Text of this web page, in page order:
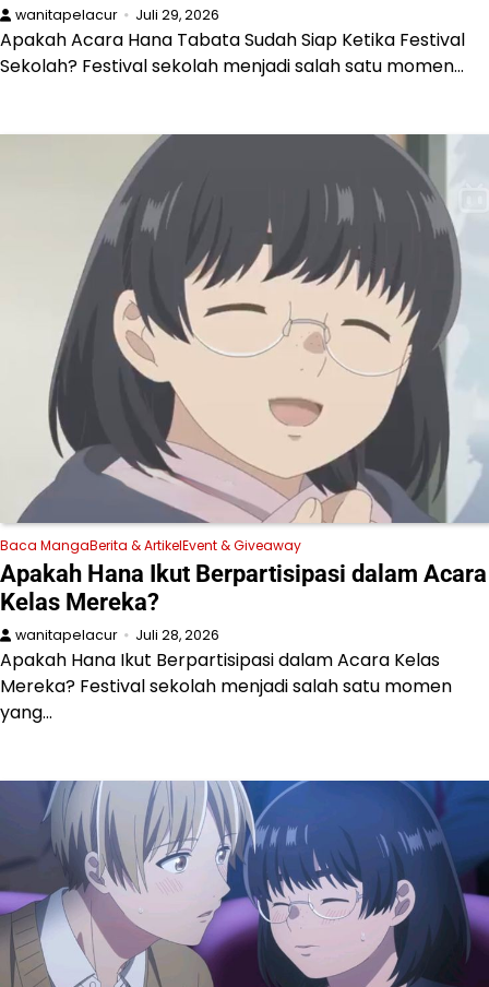
wanitapelacur Juli 29, 2026
Apakah Acara Hana Tabata Sudah Siap Ketika Festival
Sekolah? Festival sekolah menjadi salah satu momen…
Baca MangaBerita & ArtikelEvent & Giveaway
Apakah Hana Ikut Berpartisipasi dalam Acara
Kelas Mereka?
wanitapelacur Juli 28, 2026
Apakah Hana Ikut Berpartisipasi dalam Acara Kelas
Mereka? Festival sekolah menjadi salah satu momen
yang…